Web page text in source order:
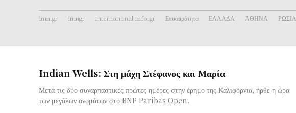
inin.gr iningr International Info.gr Επικαιρότητα ΕΛΛΑΔΑ ΑΘΗΝΑ ΡΩΣΙΑ
Indian Wells: Στη μάχη Στέφανος και Μαρία
Μετά τις δύο συναρπαστικές πρώτες ημέρες στην έρημο της Καλιφόρνια, ήρθε η ώρα
των μεγάλων ονομάτων στο BNP Paribas Open.